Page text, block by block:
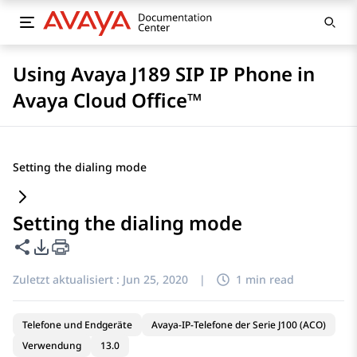
Using Avaya J189 SIP IP Phone in
Avaya Cloud Office™
Setting the dialing mode
Setting the dialing mode
Diese Seite teilen
PDF-Exportoptionen
Zuletzt aktualisiert : Jun 25, 2020 | 1 min read
Telefone und Endgeräte
Avaya-IP-Telefone der Serie J100 (ACO)
Verwendung
13.0